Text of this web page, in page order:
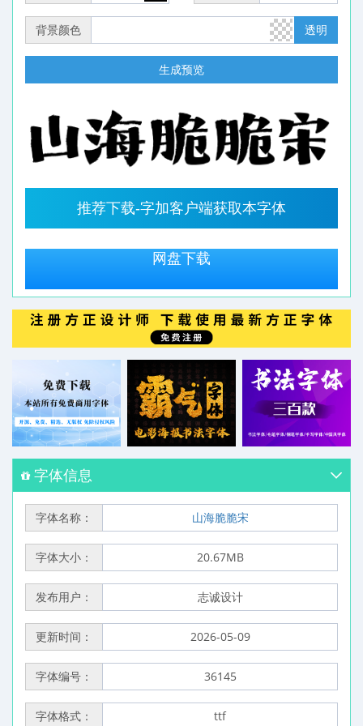
背景颜色 透明
生成预览
推荐下载-字加客户端获取本字体
网盘下载
字体信息
字体名称： 山海脆脆宋
字体大小： 20.67MB
发布用户： 志诚设计
更新时间： 2026-05-09
字体编号： 36145
字体格式： ttf